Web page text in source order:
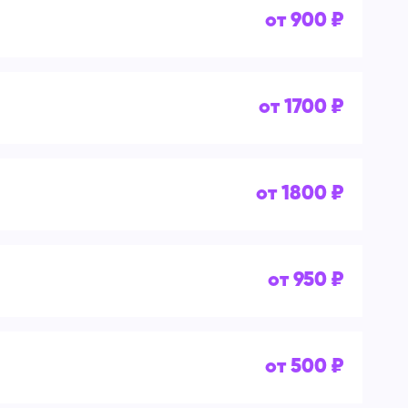
от 900 ₽
от 1700 ₽
от 1800 ₽
от 950 ₽
от 500 ₽